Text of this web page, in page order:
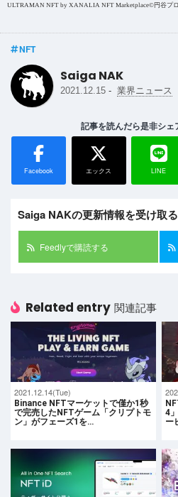
ULTRAMAN NFT by XANALIA NFT Marketplace©︎円谷プロ
NFT
Saiga NAK
2021.12.15 - 業界ニュース
記事を読んだら是非シェ
Facebook エックス LINE
Saiga NAKの更新情報を受け取る
Feedlyで購読する
Related entry 関連記事
2021.12.14(Tue)
Binance NFTマーケットで僅か1秒
で完売したNFTゲーム「クリプトモ
ン」がフェーズ1を…
4
ー